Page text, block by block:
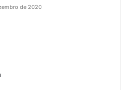
de 2020